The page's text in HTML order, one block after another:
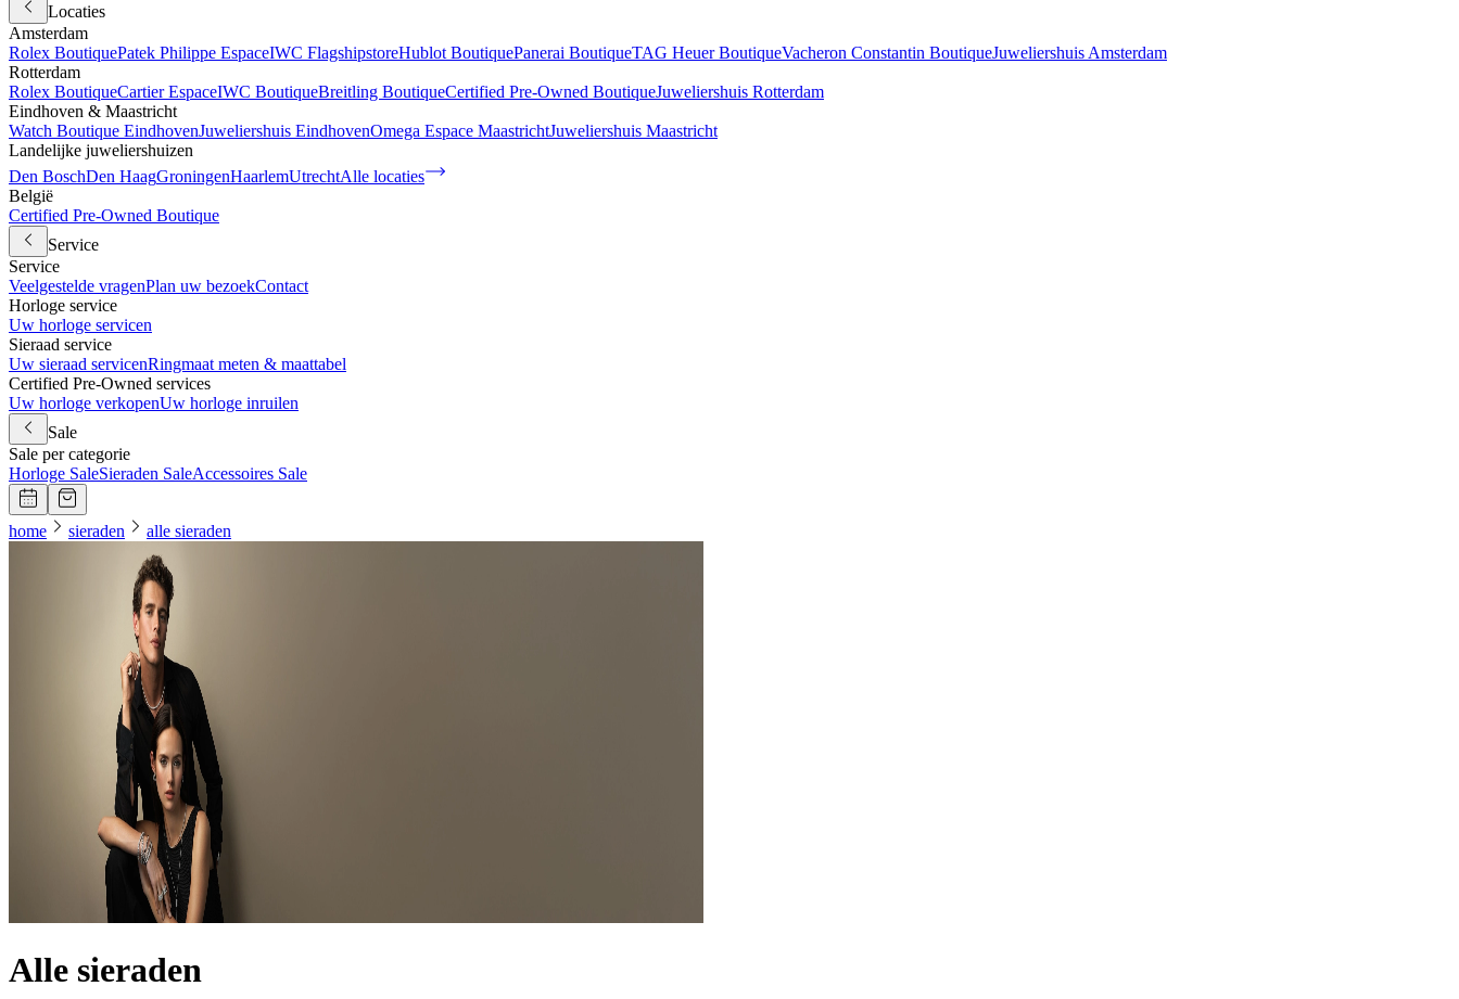
Locaties
Amsterdam
Rolex BoutiquePatek Philippe EspaceIWC FlagshipstoreHublot BoutiquePanerai BoutiqueTAG Heuer BoutiqueVacheron Constantin BoutiqueJuweliershuis Amsterdam
Rotterdam
Rolex BoutiqueCartier EspaceIWC BoutiqueBreitling BoutiqueCertified Pre-Owned BoutiqueJuweliershuis Rotterdam
Eindhoven & Maastricht
Watch Boutique EindhovenJuweliershuis EindhovenOmega Espace MaastrichtJuweliershuis Maastricht
Landelijke juweliershuizen
Den BoschDen HaagGroningenHaarlemUtrechtAlle locaties
België
Certified Pre-Owned Boutique
Service
Service
Veelgestelde vragenPlan uw bezoekContact
Horloge service
Uw horloge servicen
Sieraad service
Uw sieraad servicenRingmaat meten & maattabel
Certified Pre-Owned services
Uw horloge verkopenUw horloge inruilen
Sale
Sale per categorie
Horloge SaleSieraden SaleAccessoires Sale
home sieraden alle sieraden
Alle sieraden